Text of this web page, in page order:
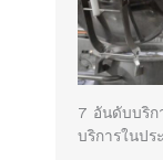
7 อันดับบริก
บริการในปร